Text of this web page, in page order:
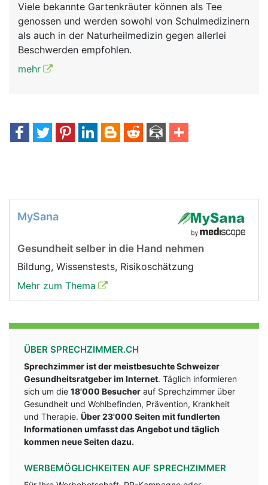
Viele bekannte Gartenkräuter können als Tee
genossen und werden sowohl von Schulmedizinern
als auch in der Naturheilmedizin gegen allerlei
Beschwerden empfohlen.
mehr
MySana
Gesundheit selber in die Hand nehmen
Bildung, Wissenstests, Risikoschätzung
Mehr zum Thema
ÜBER SPRECHZIMMER.CH
Sprechzimmer ist der meistbesuchte Schweizer
Gesundheitsratgeber im Internet. Täglich informieren
sich um die 18'000 Besucher auf Sprechzimmer über
Gesundheit und Wohlbefinden, Prävention, Krankheit
und Therapie. Über 23'000 Seiten mit fundlerten
Informationen umfasst das Angebot und täglich
kommen neue Seiten dazu.
WERBEMÖGLICHKEITEN AUF SPRECHZIMMER